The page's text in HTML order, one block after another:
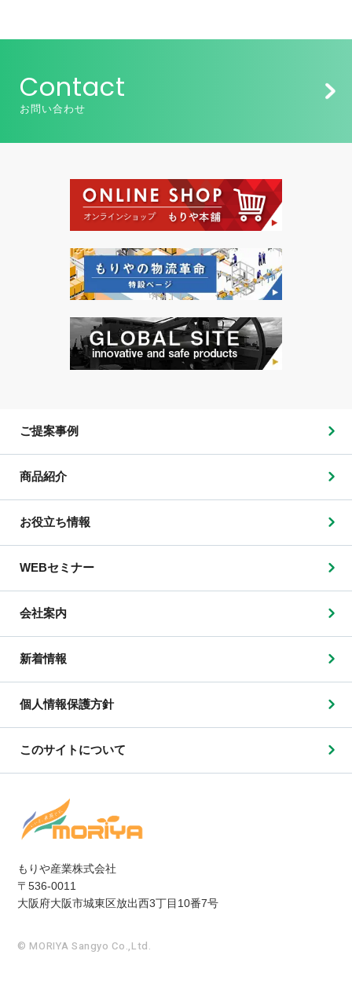
Contact
お問い合わせ
もりや産業株式会社
〒536-0011
大阪府大阪市城東区放出西3丁目10番7号
ご提案事例
商品紹介
お役立ち情報
WEBセミナー
会社案内
新着情報
個人情報保護方針
このサイトについて
© MORIYA Sangyo Co.,Ltd.